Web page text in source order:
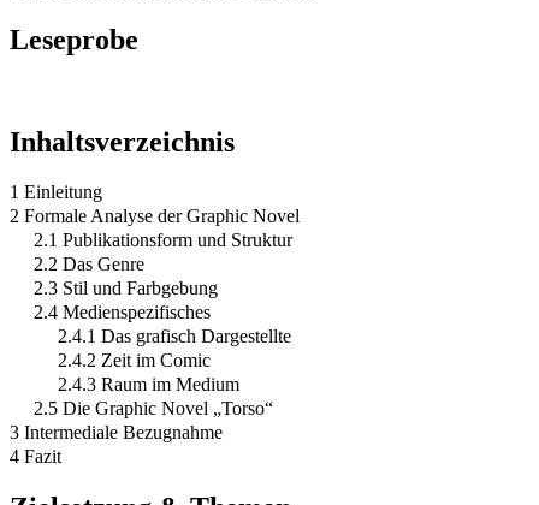
Leseprobe
Inhaltsverzeichnis
1 Einleitung
2 Formale Analyse der Graphic Novel
2.1 Publikationsform und Struktur
2.2 Das Genre
2.3 Stil und Farbgebung
2.4 Medienspezifisches
2.4.1 Das grafisch Dargestellte
2.4.2 Zeit im Comic
2.4.3 Raum im Medium
2.5 Die Graphic Novel „Torso“
3 Intermediale Bezugnahme
4 Fazit